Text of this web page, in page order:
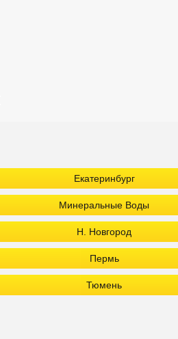
Екатеринбург
Минеральные Воды
Н. Новгород
Пермь
Тюмень